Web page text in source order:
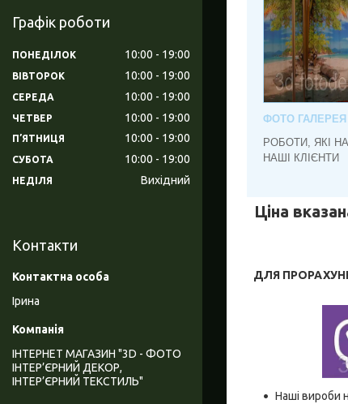
ФОТО ГАЛЕРЕЯ
РОБОТИ, ЯКІ
НАШІ КЛІЄНТИ
Ціна
ДЛЯ
Наші вироби
Графік роботи
ПОНЕДІЛОК 10:00 19:00
ВІВТОРОК 10:00 19:00
СЕРЕДА 10:00 19:00
ЧЕТВЕР 10:00 19:00
ПʼЯТНИЦЯ 10:00 19:00
СУБОТА 10:00 19:00
НЕДІЛЯ Вихідний
Контакти
Ірина
ІНТЕРНЕТ МАГАЗИН "3D - ФОТО
ІНТЕР’ЄРНИЙ ДЕКОР,
ІНТЕР’ЄРНИЙ ТЕКСТИЛЬ"